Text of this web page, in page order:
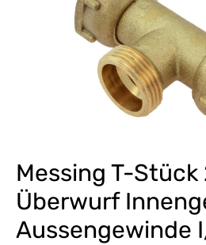
Messing T-
Überwurf
Aussengewinde